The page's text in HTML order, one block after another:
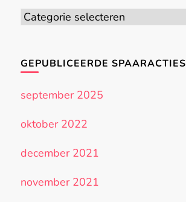
Alle
GEPUBLICEERDE SPAARACTIES
september 2025
oktober 2022
december 2021
november 2021